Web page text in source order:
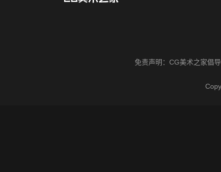
免责声明： CG美术之家倡